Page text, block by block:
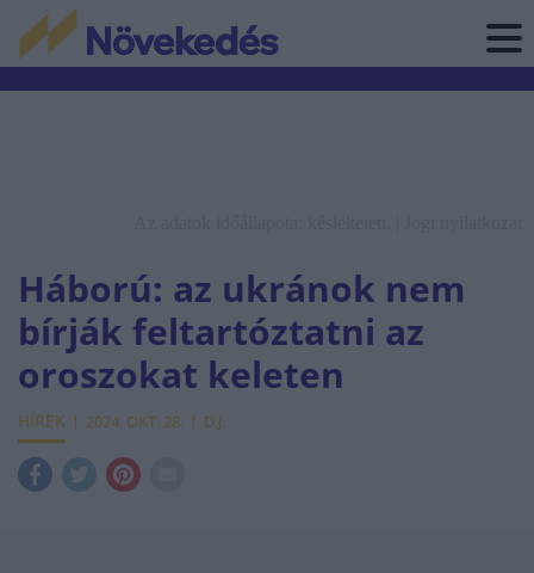
Háború: az ukránok nem
bírják feltartóztatni az
oroszokat keleten
HÍREK 2024. OKT. 28. D.J.